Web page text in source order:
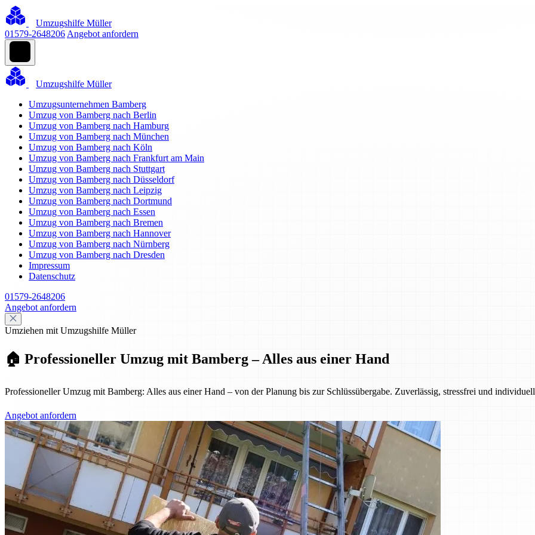
Umzugshilfe Müller
01579-2648206 Angebot anfordern
Umzugshilfe Müller
Umzugsunternehmen Bamberg
Umzug von Bamberg nach Berlin
Umzug von Bamberg nach Hamburg
Umzug von Bamberg nach München
Umzug von Bamberg nach Köln
Umzug von Bamberg nach Frankfurt am Main
Umzug von Bamberg nach Stuttgart
Umzug von Bamberg nach Düsseldorf
Umzug von Bamberg nach Leipzig
Umzug von Bamberg nach Dortmund
Umzug von Bamberg nach Essen
Umzug von Bamberg nach Bremen
Umzug von Bamberg nach Hannover
Umzug von Bamberg nach Nürnberg
Umzug von Bamberg nach Dresden
Impressum
Datenschutz
01579-2648206
Angebot anfordern
Umziehen mit Umzugshilfe Müller
🏠 Professioneller Umzug mit Bamberg – Alles aus einer Hand
Professioneller Umzug mit Bamberg: Alles aus einer Hand – von der Planung bis zur Schlüssübergabe. Zuverlässig, stressfrei und
Angebot anfordern